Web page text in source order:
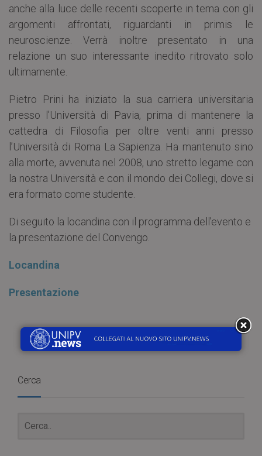
anche alla luce delle recenti scoperte in tema con gli
argomenti affrontati, riguardanti in primis le
neuroscienze. Verrà inoltre presentato in una
relazione un suo interessante inedito ritrovato solo
ultimamente.
Pietro Prini ha iniziato la sua carriera universitaria
presso l’Università di Pavia, prima di mantenere la
cattedra di Filosofia per oltre venti anni presso
l’Università di Roma La Sapienza. Ha mantenuto sino
alla morte, avvenuta nel 2008, uno stretto legame con
la nostra Università e con il mondo dei Collegi, dove si
era formato come studente.
Di seguito la locandina con il programma dell’evento e
la presentazione del Convengo.
Locandina
Presentazione
Cerca